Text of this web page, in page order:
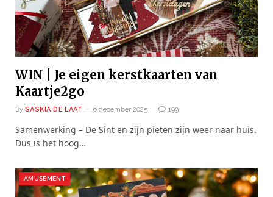
WIN | Je eigen kerstkaarten van
Kaartje2go
By SASKIA DE LAAT 6 december 2025 199
Samenwerking – De Sint en zijn pieten zijn weer naar huis.
Dus is het hoog…
AMUSEMENT